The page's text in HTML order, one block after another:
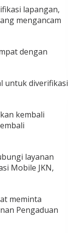
lapangan,
mengancam
dengan
untuk diverifikasi
kembali
layanan
Mobile JKN,
meminta
Pengaduan